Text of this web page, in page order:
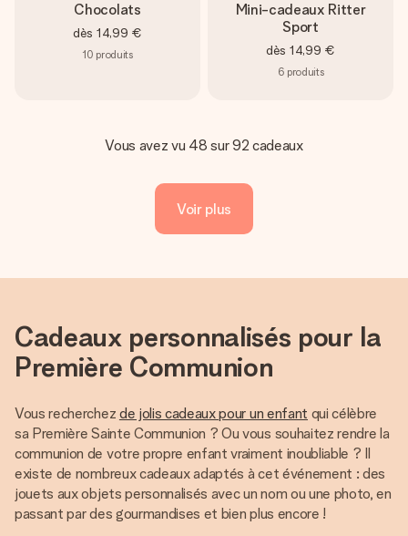
Chocolats
dès 14,99 €
10 produits
Mini-cadeaux Ritter
Sport
dès 14,99 €
6 produits
Vous avez vu 48 sur 92 cadeaux
Voir plus
Cadeaux personnalisés pour la
Première Communion
Vous recherchez de jolis cadeaux pour un enfant qui célèbre
sa Première Sainte Communion ? Ou vous souhaitez rendre la
communion de votre propre enfant vraiment inoubliable ? Il
existe de nombreux cadeaux adaptés à cet événement : des
jouets aux objets personnalisés avec un nom ou une photo, en
passant par des gourmandises et bien plus encore !